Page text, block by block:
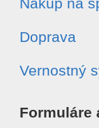
Doprava
Vernostný
Formuláre